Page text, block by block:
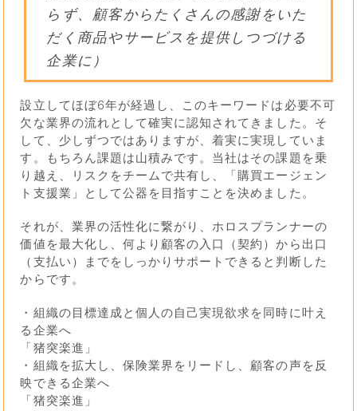
らず、顧客からたくさんの感謝をいた
だく商品やサービスを提供しつづける
企業に）
設立してほぼ6年が経過し、このキーワードは必要不可
欠な業界の流れとして確実に認知されてきました。そ
して、少しずつではありますが、着実に実現していま
す。もちろん課題は山積みです。当社はその課題を乗
り越え、リスクをチームで共有し、「購買エージェン
ト支援業」として公器を目指すことを決めました。
それが、業界の活性化に繋がり、ホロスプランナーの
価値を最大化し、何より顧客の入口（契約）から出口
（支払い）までをしっかりサポートできると判断した
からです。
・組織の目標達成と個人の自己実現欲求を同時に叶え
る企業へ
「猪突楽進」
・組織を拡大し、保険業界をリードし、顧客の声を反
映できる企業へ
「猪突楽進」